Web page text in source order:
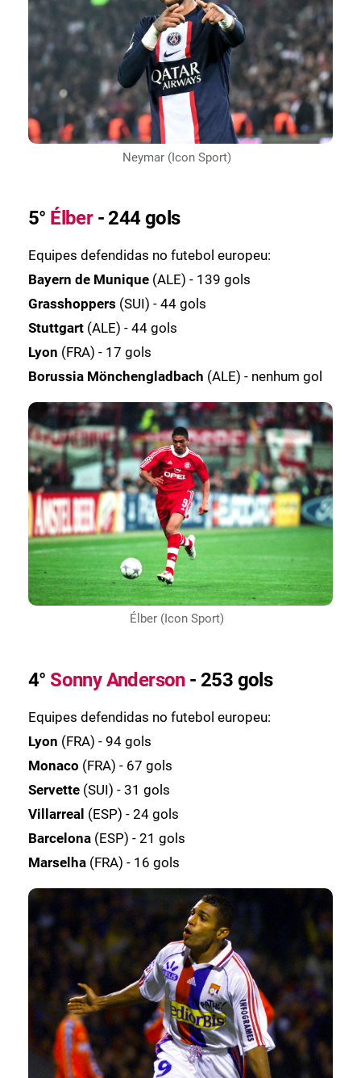
Neymar (Icon Sport)
5° Élber- 244 gols
Equipes defendidas no futebol europeu:
Bayern de Munique (ALE) - 139 gols
Grasshoppers (SUI) - 44 gols
Stuttgart (ALE) - 44 gols
Lyon (FRA) - 17 gols
Borussia Mönchengladbach (ALE) - nenhum gol
Élber (Icon Sport)
4° Sonny Anderson- 253 gols
Equipes defendidas no futebol europeu:
Lyon (FRA) - 94 gols
Monaco (FRA) - 67 gols
Servette (SUI) - 31 gols
Villarreal (ESP) - 24 gols
Barcelona (ESP) - 21 gols
Marselha (FRA) - 16 gols